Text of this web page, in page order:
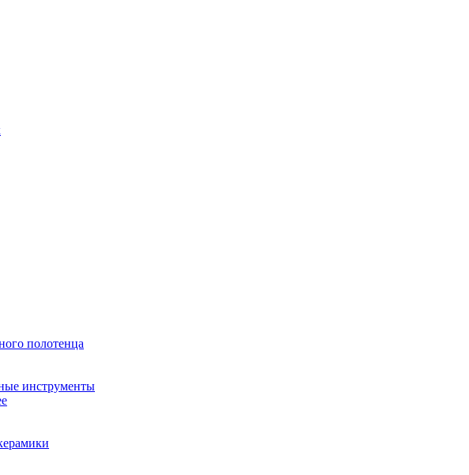
полотенца
инструменты